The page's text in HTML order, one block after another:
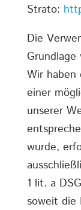
Strato:
Die
Wir haben
einer
unserer
wurde,
1 lit. a
soweit die